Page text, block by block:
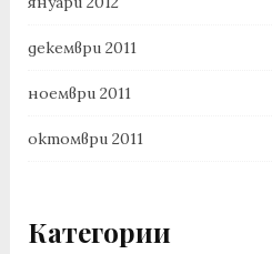
декември 2011
ноември 2011
октомври 2011
Категории